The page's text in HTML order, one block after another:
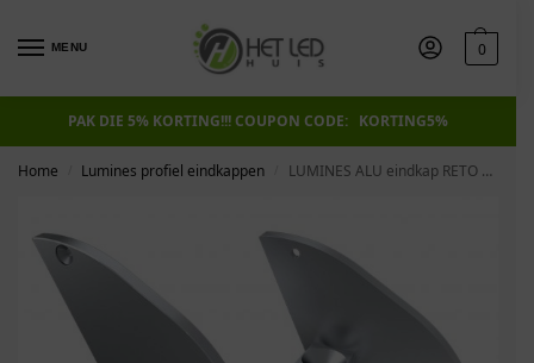
MENU 0
PAK DIE 5% KORTING!!! COUPON CODE: KORTING5%
Home Lumines profiel eindkappen LUMINES ALU eindkap RETO zilveren schakels met steun 30° links